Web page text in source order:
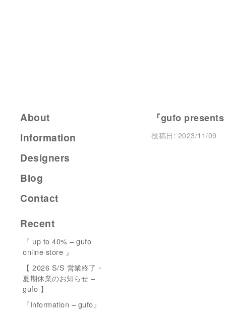
『gufo
投稿日: 2023/11/09
About
Information
Designers
Blog
Contact
Recent
『 up to 40% – gufo
online store 』
【 2026 S/S 営業終了・
夏期休業のお知らせ –
gufo 】
『Information – gufo』